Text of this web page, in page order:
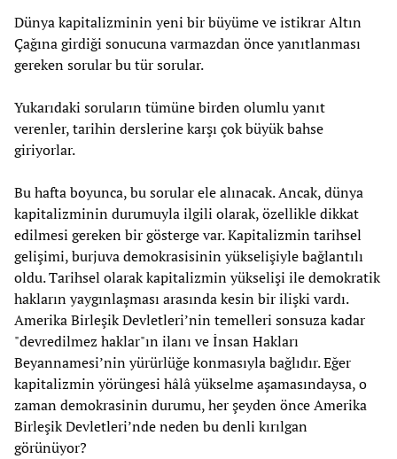
Dünya kapitalizminin yeni bir büyüme ve istikrar Altın
Çağına girdiği sonucuna varmazdan önce yanıtlanması
gereken sorular bu tür sorular.
Yukarıdaki soruların tümüne birden olumlu yanıt
verenler, tarihin derslerine karşı çok büyük bahse
giriyorlar.
Bu hafta boyunca, bu sorular ele alınacak. Ancak, dünya
kapitalizminin durumuyla ilgili olarak, özellikle dikkat
edilmesi gereken bir gösterge var. Kapitalizmin tarihsel
gelişimi, burjuva demokrasisinin yükselişiyle bağlantılı
oldu. Tarihsel olarak kapitalizmin yükselişi ile demokratik
hakların yaygınlaşması arasında kesin bir ilişki vardı.
Amerika Birleşik Devletleri’nin temelleri sonsuza kadar
"devredilmez haklar"ın ilanı ve İnsan Hakları
Beyannamesi’nin yürürlüğe konmasıyla bağlıdır. Eğer
kapitalizmin yörüngesi hâlâ yükselme aşamasındaysa, o
zaman demokrasinin durumu, her şeyden önce Amerika
Birleşik Devletleri’nde neden bu denli kırılgan
görünüyor?